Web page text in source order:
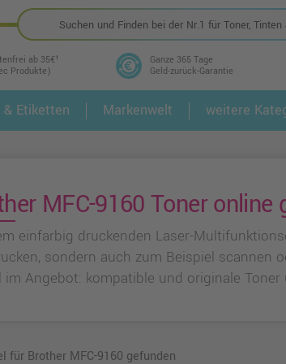
ab 35€¹
Produkte)
Ganze 365 Tage
Geld-zurück-Garantie
2.
& Etiketten Markenwelt weitere
MFC-9160 Toner online
einfarbig druckenden Laser-
sondern auch zum Beispiel scannen
im Angebot: kompatible und originale Toner
für Brother MFC-9160 gefunden